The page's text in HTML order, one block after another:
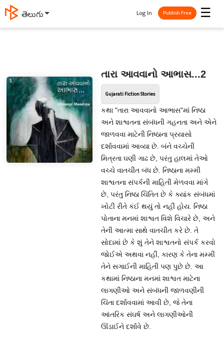
తెలుగు ☰
Log In Publish Free
તારા આવવાનો આભાસ...2
Gujarati Fiction Stories
કથા "તારા આવવાનો આભાસ"માં નિષ્ઠા
અને શાશ્વતના સંબંધની ગહનતા અને એને
જાળવવા માટેની નિષ્ઠાના પ્રયાસો
દર્શાવવામાં આવ્યા છે. બંને વચ્ચેની
મિત્રતા ઘણી ગાઢ છે, પરંતુ હાલમાં તેઓ
વચ્ચે વાતચીત બંધ છે. નિષ્ઠાના મમ્મી
શાશ્વતના સંપર્કની માહિતી મેળવવા માંગે
છે, પરંતુ નિષ્ઠા ચિંતિત છે કે ક્યાંક સંબંધમાં
ખોટી રીતે કંઈ થયું તો નહીં હોય. નિષ્ઠા
પોતાના મનમાં શાશ્વત વિશે વિચારે છે, અને
તેની આત્મા સાથે વાતચીત કરે છે. તે
સોદામાં છે કે શું તેને શાશ્વતનો સંપર્ક કરવો
જોઈએ અથવા નહીં, કારણ કે તેના મમ્મી
તેને સગાઈની માહિતી પણ પુછે છે. આ
કથામાં નિષ્ઠાના મનમાં શાશ્વત માટેના
લાગણીઓ અને સંબંધની જાળવણીની
ચિંતા દર્શાવવામાં આવી છે, જે તેના
આંતરિક સંઘર્ષ અને લાગણીઓની
ઊંડાઈને દર્શાવે છે.